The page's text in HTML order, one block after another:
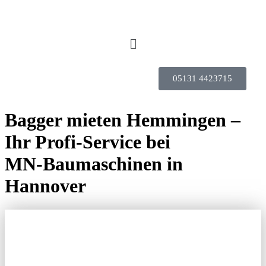
05131 4423715
Bagger mieten Hemmingen –
Ihr Profi-Service bei
MN‑Baumaschinen in
Hannover